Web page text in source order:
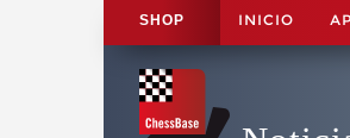
SHOP INICIO